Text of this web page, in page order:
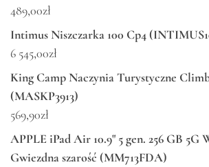
489,00zł
Intimus Niszczarka 100 Cp4
6 545,00zł
King Camp Naczynia Turystyczne
(MASKP3913)
569,90zł
APPLE iPad Air 10.9" 5 gen. 256 GB 5G
Gwiezdna szarość (MM713FDA)